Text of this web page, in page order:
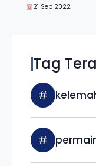
21 Sep 2022
Tag
#
#